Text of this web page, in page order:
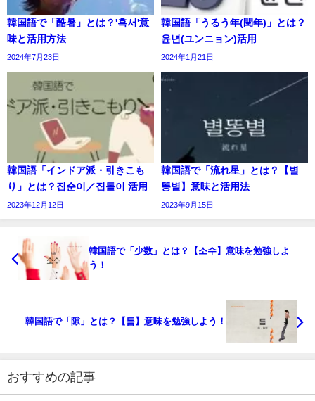
韓国語で「酷暑」とは？'혹서'意
味と活用方法
2024年7月23日
韓国語「うるう年(閏年)」とは？
윤년(ユンニョン)活用
2024年1月21日
韓国語「インドア派・引きこも
り」とは？집순이／집돌이 活用
2023年12月12日
韓国語で「流れ星」とは？【별
똥별】意味と活用法
2023年9月15日
韓国語で「少数」とは？【소수】意味を勉強しよ
う！
韓国語で「隙」とは？【틈】意味を勉強しよう！
おすすめの記事